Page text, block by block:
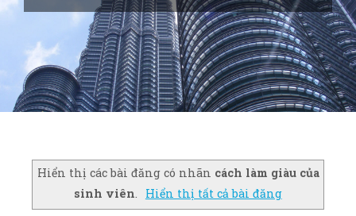
Hiển thị các bài đăng có nhãn cách làm giàu của
sinh viên. Hiển thị tất cả bài đăng